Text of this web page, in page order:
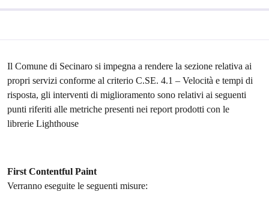
Il Comune di Secinaro si impegna a rendere la sezione relativa ai
propri servizi conforme al criterio C.SE. 4.1 – Velocità e tempi di
risposta, gli interventi di miglioramento sono relativi ai seguenti
punti riferiti alle metriche presenti nei report prodotti con le
librerie Lighthouse
First Contentful Paint
Verranno eseguite le seguenti misure: